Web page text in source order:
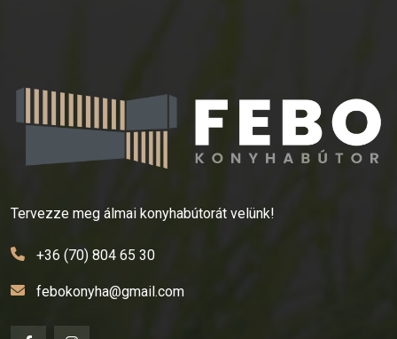
Tervezze meg álmai konyhabútorát velünk!
+36 (70) 804 65 30
febokonyha@gmail.com